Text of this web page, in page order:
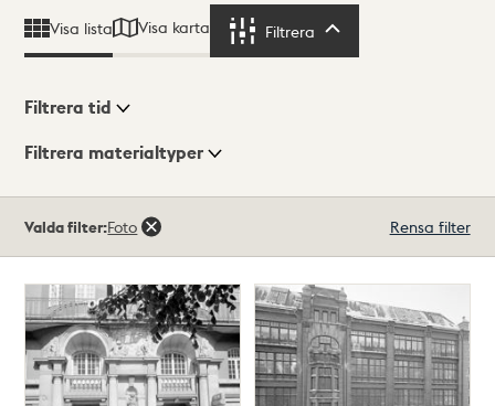
Visa lista Visa karta Filtrera
Visningsläge
Filtrera tid
Filtrera materialtyper
165träffar
Valda filter:Foto Rensa filter